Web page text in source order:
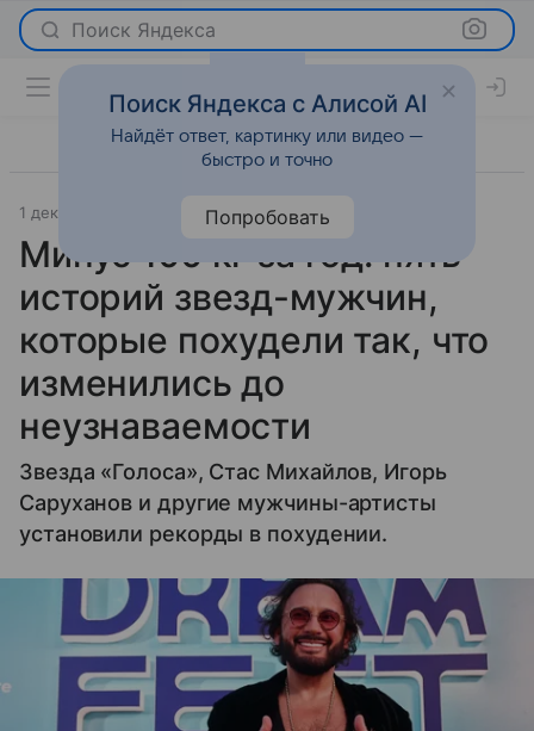
Поиск Яндекса
1 декабря 2024 Комсомольская правда
Минус 100 кг за год: пять
историй звезд-мужчин,
которые похудели так, что
изменились до
неузнаваемости
Звезда «Голоса», Стас Михайлов, Игорь
Саруханов и другие мужчины-артисты
установили рекорды в похудении.
Поиск Яндекса с Алисой AI
Найдёт ответ, картинку или видео —
быстро и точно
Попробовать